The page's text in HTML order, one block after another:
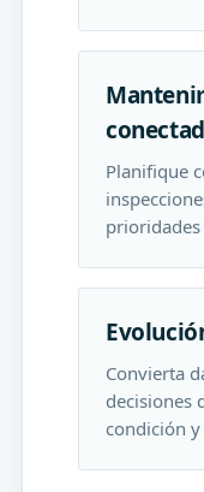
Planifique
Convierta
decisiones
condición